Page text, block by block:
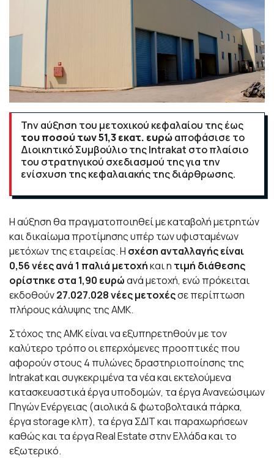
Την αύξηση του μετοχικού κεφαλαίου της έως
του ποσού των 51,3 εκατ. ευρώαποφάσισε το
Διοικητικό Συμβούλιο της Intrakat στο πλαίσιο
του στρατηγικού σχεδιασμού της για την
ενίσχυση της κεφαλαιακής της διάρθρωσης.
Η αύξηση θα πραγματοποιηθεί με καταβολή μετρητών
και δικαίωμα προτίμησης υπέρ των υφισταμένων
μετόχων της εταιρείας. Η σχέση ανταλλαγής είναι
0,56 νέες ανά 1 παλιά μετοχήκαι η τιμή διάθεσης
ορίστηκε στα 1,90 ευρώανά μετοχή, ενώ πρόκειται
εκδοθούν27.027.028 νέες μετοχέςσε περίπτωση
πλήρους κάλυψης της ΑΜΚ.
Στόχος της ΑΜΚ είναι να εξυπηρετηθούν με τον
καλύτερο τρόπο οι επερχόμενες προοπτικές που
αφορούν στους 4 πυλώνες δραστηριοποίησης της
Intrakat και συγκεκριμένα τα νέα και εκτελούμενα
κατασκευαστικά έργα υποδομών, τα έργα Ανανεώσιμων
Πηγών Ενέργειας (αιολικά & φωτοβολταικά πάρκα,
έργα storage κλπ), τα έργα ΣΔΙΤ και παραχωρήσεων
καθώς και τα έργα Real Estate στην Ελλάδα και το
εξωτερικό.